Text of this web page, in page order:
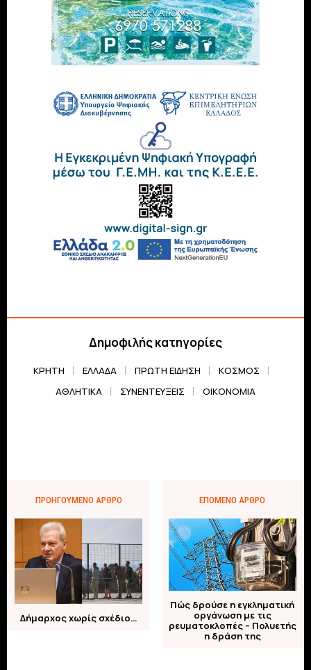
Δημοφιλής κατηγορίες
ΚΡΗΤΗ ΕΛΛΆΔΑ ΠΡΏΤΗ ΕΊΔΗΣΗ
ΚΌΣΜΟΣ
ΑΘΛΗΤΙΚΆ
ΣΥΝΕΝΤΕΎΞΕΙΣ ΟΙΚΟΝΟΜΊΑ
ΠΡΟΗΓΟΎΜΕΝΟ ΆΡΘΡΟ
Δήμαρχος χωρίς σχέδιο…
ΕΠΌΜΕΝΟ ΆΡΘΡΟ
Πώς δρούσε η εγκληματική
οργάνωση με τις
ρευματοκλοπές – Πολυετής
η δράση της